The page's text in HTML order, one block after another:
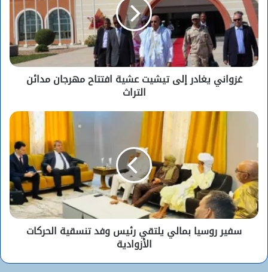
غزواني يغادر إلى تيشيت عشية افتتاح مهرجان مدائن
التراث
سفير روسيا بمالي يلتقي رئيس وفد تنسقية الحركات
الأزوادية